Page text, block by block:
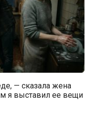
— сказала жена
я выставил ее вещи